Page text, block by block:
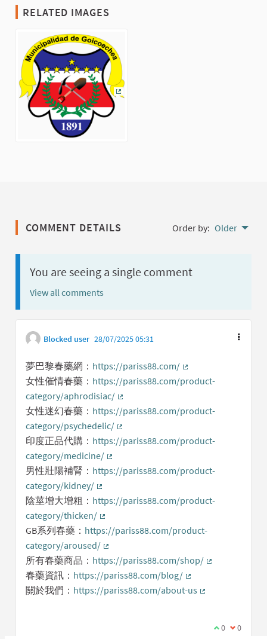
RELATED IMAGES
(External link)
COMMENT DETAILS Order by: Older
You are seeing a single comment
View all comments
Blocked user 28/07/2025 05:31
夢巴黎春藥網： https://pariss88.com/
(External link)
女性催情春藥： https://pariss88.com/product-
category/aphrodisiac/
(External link)
女性迷幻春藥： https://pariss88.com/product-
category/psychedelic/
(External link)
印度正品代購： https://pariss88.com/product-
category/medicine/
(External link)
男性壯陽補腎： https://pariss88.com/product-
category/kidney/
(External link)
陰莖增大增粗： https://pariss88.com/product-
category/thicken/
(External link)
GB系列春藥： https://pariss88.com/product-
category/aroused/
(External link)
所有春藥商品： https://pariss88.com/shop/
春藥資訊： https://pariss88.com/blog/
(External link)
關於我們： https://pariss88.com/about-us
I agree with
0 I 0